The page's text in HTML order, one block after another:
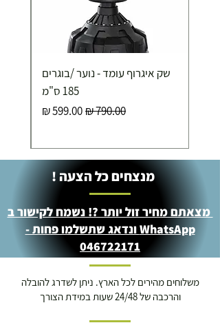
שק איגרוף עומד - נוער /בוגרים
185 ס"מ
מחיר רגילמחיר מבצע
מנצחים כל הצעה !
מצאתם מחיר זול יותר ?! נשמח לקישור ב
WhatsApp ונדאג שתשלמו פחות -
046722171
משלוחים מהירים לכל הארץ. ניתן לשדרג להובלה
והרכבה של 24/48 שעות במידת הצורך